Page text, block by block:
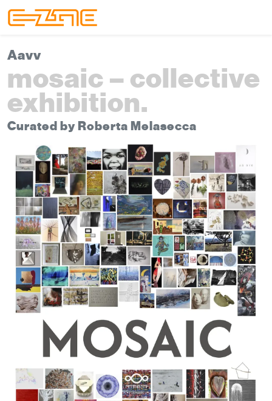
Aavv
mosaic – collective
exhibition.
Curated by Roberta Melasecca